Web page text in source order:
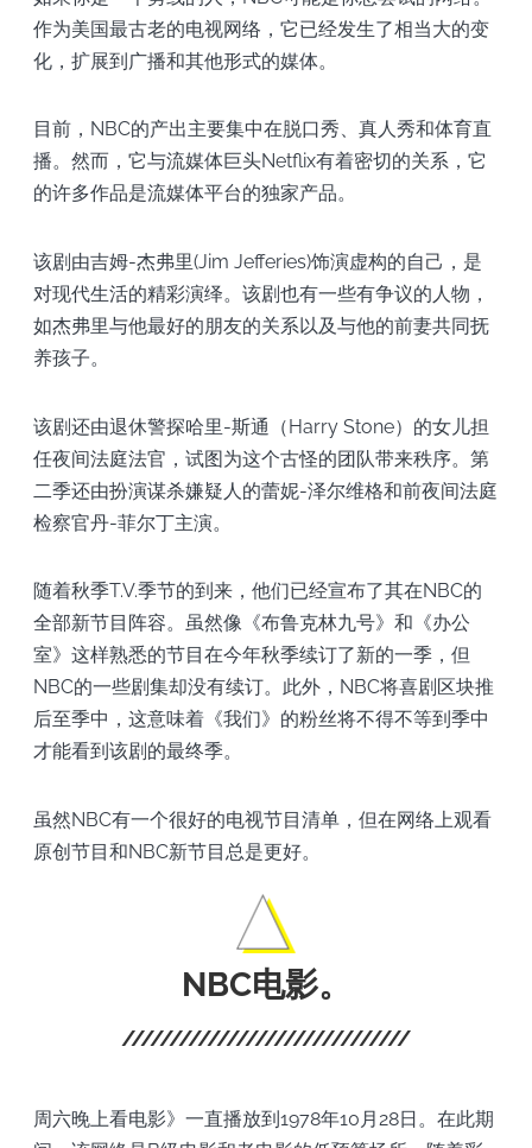
作为美国最古老的电视网络，它已经发生了相当大的变
化，扩展到广播和其他形式的媒体。
目前，NBC的产出主要集中在脱口秀、真人秀和体育直
播。然而，它与流媒体巨头Netflix有着密切的关系，它
的许多作品是流媒体平台的独家产品。
该剧由吉姆-杰弗里(Jim Jefferies)饰演虚构的自己，是
对现代生活的精彩演绎。该剧也有一些有争议的人物，
如杰弗里与他最好的朋友的关系以及与他的前妻共同抚
养孩子。
该剧还由退休警探哈里-斯通（Harry Stone）的女儿担
任夜间法庭法官，试图为这个古怪的团队带来秩序。第
二季还由扮演谋杀嫌疑人的蕾妮-泽尔维格和前夜间法庭
检察官丹-菲尔丁主演。
随着秋季T.V.季节的到来，他们已经宣布了其在NBC的
全部新节目阵容。虽然像《布鲁克林九号》和《办公
室》这样熟悉的节目在今年秋季续订了新的一季，但
NBC的一些剧集却没有续订。此外，NBC将喜剧区块推
后至季中，这意味着《我们》的粉丝将不得不等到季中
才能看到该剧的最终季。
虽然NBC有一个很好的电视节目清单，但在网络上观看
原创节目和NBC新节目总是更好。
NBC电影。
周六晚上看电影》一直播放到1978年10月28日。在此期